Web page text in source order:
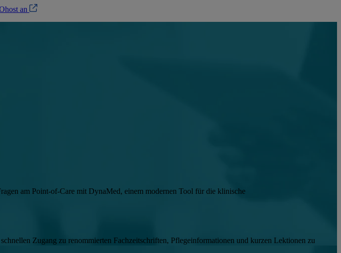
an
am Point-of-Care mit DynaMed, einem modernen Tool für die klinische
Zugang zu renommierten Fachzeitschriften, Pflegeinformationen und kurzen Lektionen zu